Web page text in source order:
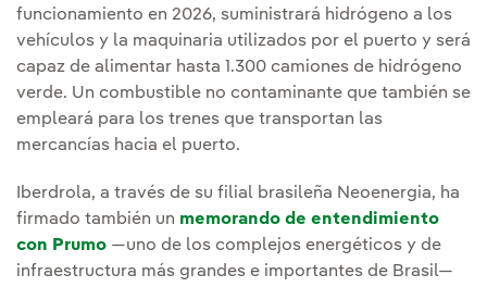
funcionamiento en 2026, suministrará hidrógeno a los
vehículos y la maquinaria utilizados por el puerto y será
capaz de alimentar hasta 1.300 camiones de hidrógeno
verde. Un combustible no contaminante que también se
empleará para los trenes que transportan las
mercancías hacia el puerto.
Iberdrola, a través de su filial brasileña Neoenergia, ha
firmado también un memorando de entendimiento
con Prumo —uno de los complejos energéticos y de
infraestructura más grandes e importantes de Brasil—